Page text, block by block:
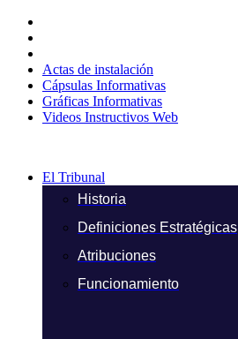
contenido
Actas de instalación
Cápsulas Informativas
Gráficas Informativas
Videos Instructivos Web
El Tribunal
Historia
Definiciones Estratégicas
Atribuciones
Funcionamiento